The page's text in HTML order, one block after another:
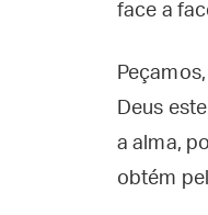
face a
Deus
a alma,
obtém